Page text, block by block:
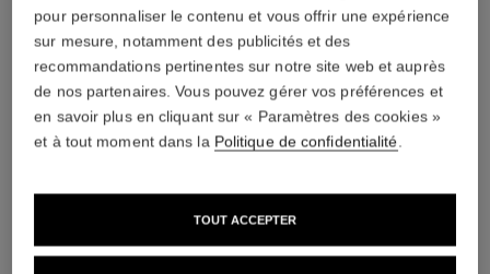
DÉCOUVREZ AUSSI
pour personnaliser le contenu et vous offrir une expérience
sur mesure, notamment des publicités et des
recommandations pertinentes sur notre site web et auprès
de nos partenaires. Vous pouvez gérer vos préférences et
en savoir plus en cliquant sur « Paramètres des cookies »
et à tout moment dans la Politique de confidentialité
TOUT ACCEPTER